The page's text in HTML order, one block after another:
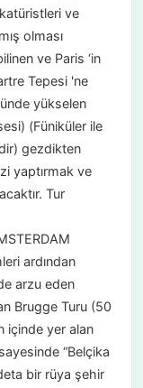
ve
olması
ve Paris ‘in
Tepesi 'ne
yükselen
(Füniküler ile
gezdikten
yaptırmak ve
Tur
ardından
arzu eden
Brugge Turu (50
içinde yer alan
“Belçika
bir rüya şehir